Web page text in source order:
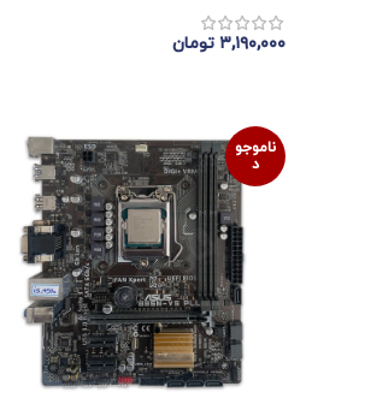
۳,۱۹۰,۰۰۰ تومان
ناموجو
د